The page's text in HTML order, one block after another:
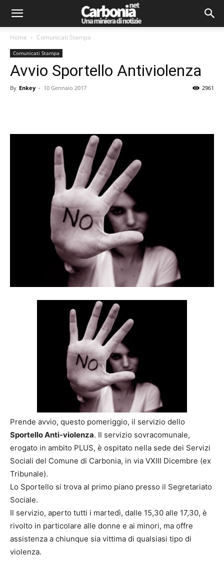
Home Comunicati Stampa
Comunicati Stampa
Avvio Sportello Antiviolenza
By Enkey - 10 Gennaio 2017 2961
Prende avvio, questo pomeriggio, il servizio dello
Sportello Anti-violenza. Il servizio sovracomunale,
erogato in ambito PLUS, è ospitato nella sede dei Servizi
Sociali del Comune di Carbonia, in via VXIII Dicembre (ex
Tribunale).
Lo Sportello si trova al primo piano presso il Segretariato
Sociale.
Il servizio, aperto tutti i martedì, dalle 15,30 alle 17,30, è
rivolto in particolare alle donne e ai minori, ma offre
assistenza a chiunque sia vittima di qualsiasi tipo di
violenza.